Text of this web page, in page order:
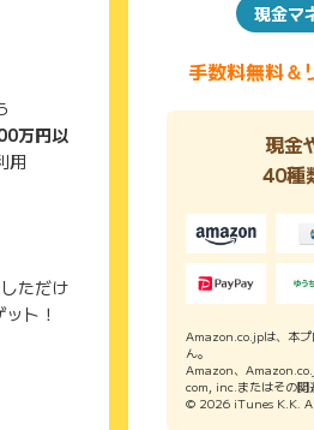
万円以
用
ただけ
ット！
現金マ
手数料無料＆
現金
40種
Amazon.co.jpは、本プ
ん。
Amazon、
com, inc.またはその関
© 2026 iTunes K.K.